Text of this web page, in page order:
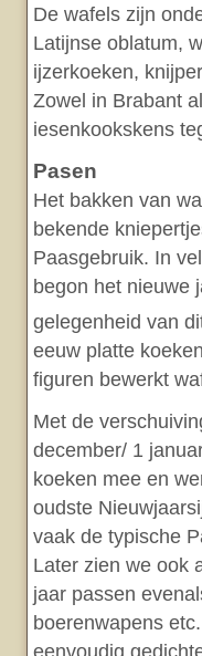
De wafels zijn
Latijnse oblatum,
ijzerkoeken,
Zowel in Brabant
iesenkookskens
Pasen
Het bakken van
bekende
Paasgebruik. In
begon het nieuwe
gelegenheid van
eeuw platte
figuren bewerkt
Met de
december/ 1
koeken mee en
oudste
vaak de typische
Later zien we ook
jaar passen
boerenwapens
eenvoudig